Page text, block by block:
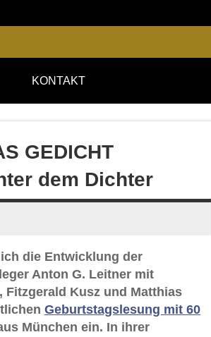
KONTAKT
GEDICHT
dem Dichter
die Entwicklung der
Anton G. Leitner mit
Kusz und Matthias
Geburtstagslesung mit 60
München ein. In ihrer